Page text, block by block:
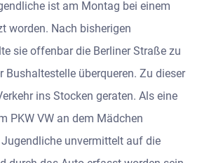
ist am Montag bei einem
worden. Nach bisherigen
sie offenbar die Berliner Straße zu
Bushaltestelle überqueren. Zu dieser
ins Stocken geraten. Als eine
PKW VW an dem Mädchen
unvermittelt auf die